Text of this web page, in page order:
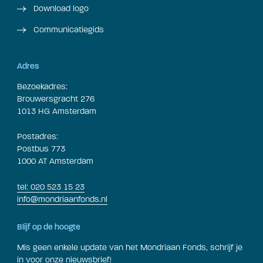
Download logo
Communicatiegids
Adres
Bezoekadres:
Brouwersgracht 276
1013 HG Amsterdam
Postadres:
Postbus 773
1000 AT Amsterdam
tel: 020 523 15 23
info@mondriaanfonds.nl
Blijf op de hoogte
Mis geen enkele update van het Mondriaan Fonds, schrijf je
in voor onze nieuwsbrief!